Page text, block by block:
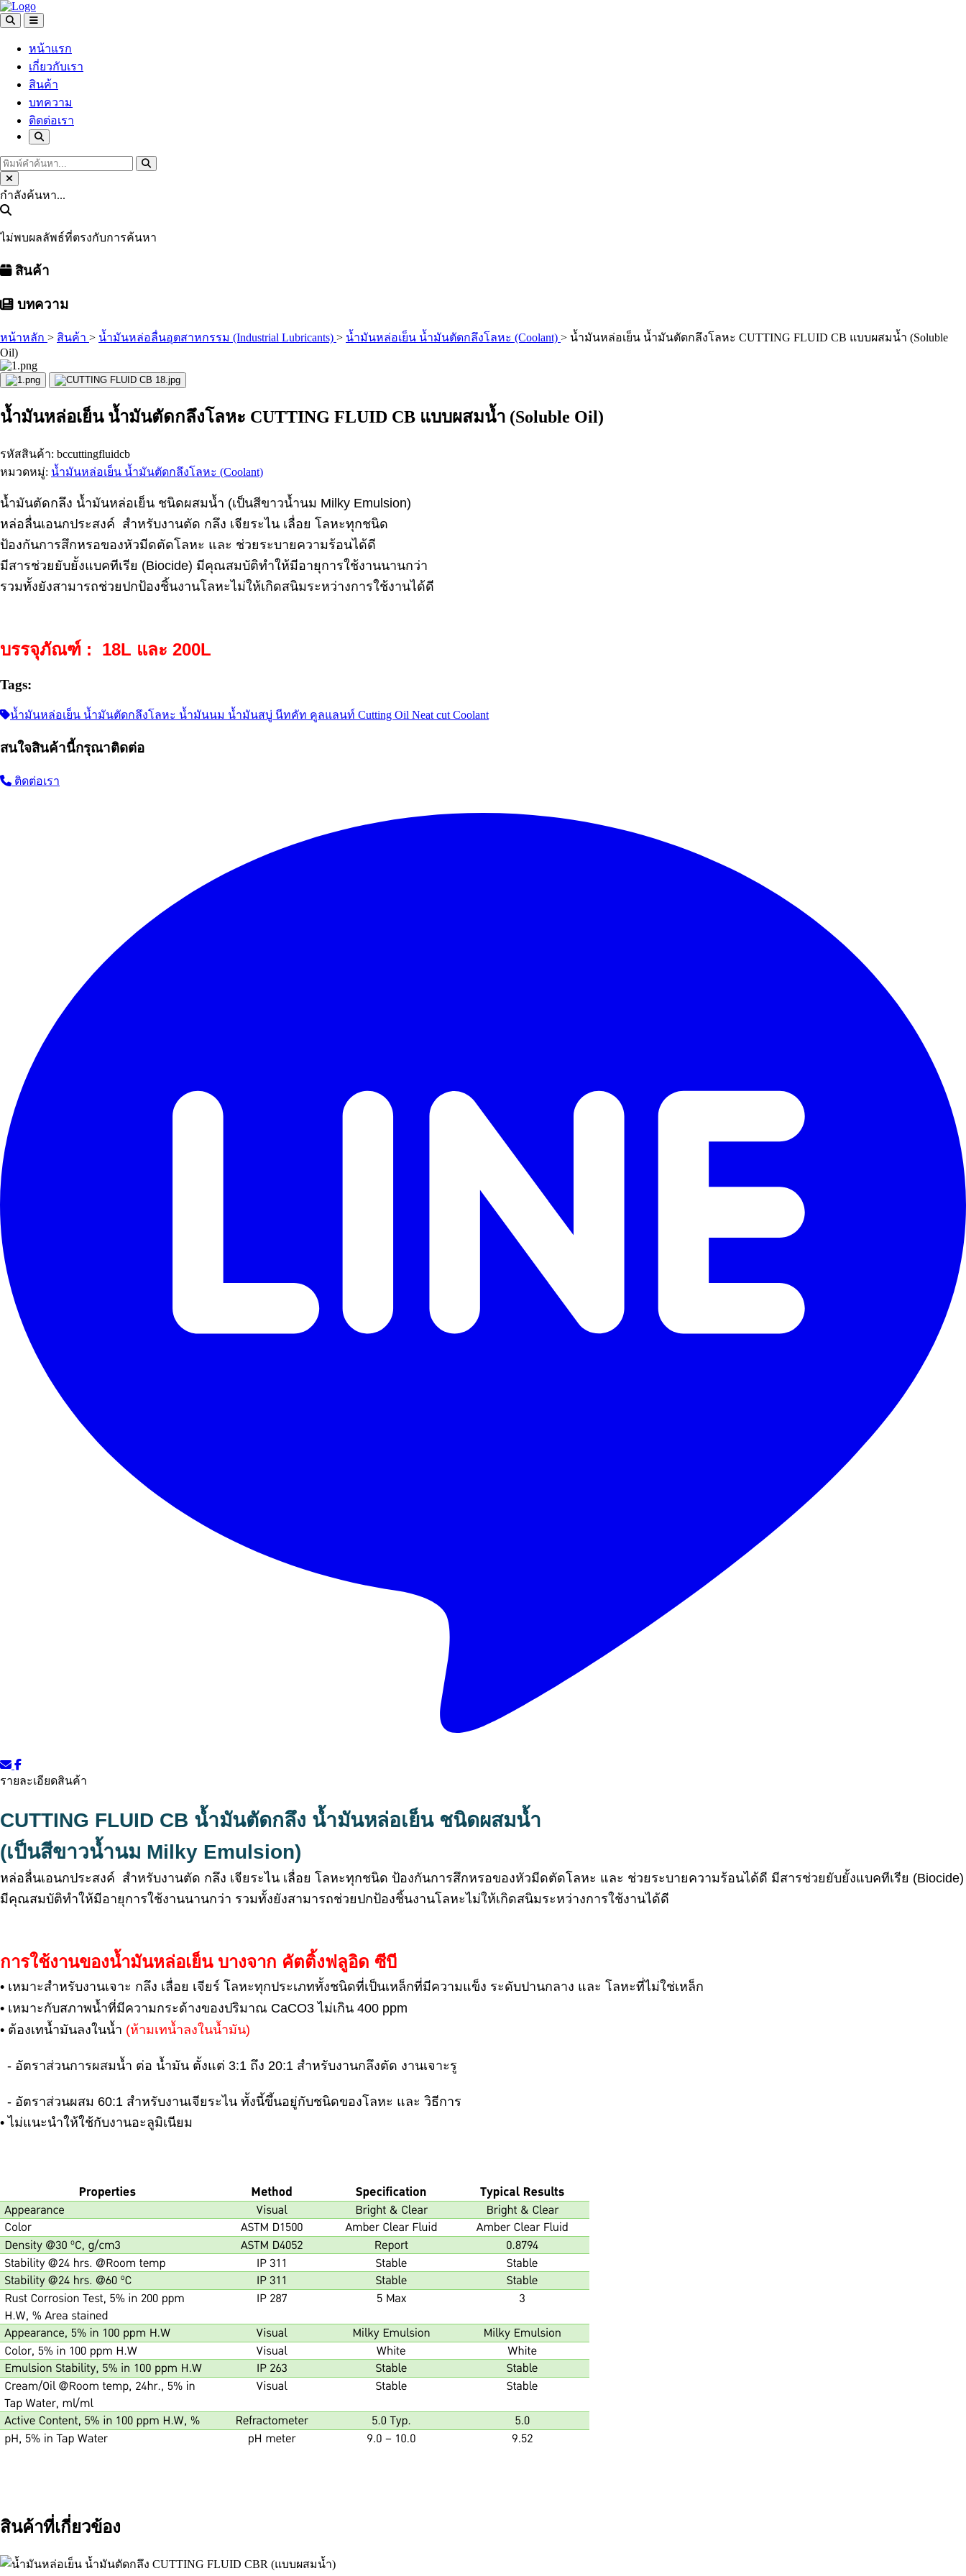
หน้าแรก
เกี่ยวกับเรา
สินค้า
บทความ
ติดต่อเรา
กำลังค้นหา...
ไม่พบผลลัพธ์ที่ตรงกับการค้นหา
สินค้า
บทความ
หน้าหลัก > สินค้า > น้ำมันหล่อลื่นอุตสาหกรรม (Industrial Lubricants) > น้ำมันหล่อเย็น น้ำมันตัดกลึงโลหะ (Coolant) > น้ำมันหล่อเย็น น้ำมันตัดกลึงโลหะ CUTTING FLUID CB แบบผสมน้ำ (Soluble
Oil)
น้ำมันหล่อเย็น น้ำมันตัดกลึงโลหะ CUTTING FLUID CB แบบผสมน้ำ (Soluble Oil)
รหัสสินค้า: bccuttingfluidcb
หมวดหมู่: น้ำมันหล่อเย็น น้ำมันตัดกลึงโลหะ (Coolant)
น้ำมันตัดกลึง น้ำมันหล่อเย็น ชนิดผสมน้ำ (เป็นสีขาวน้ำนม Milky Emulsion)
หล่อลื่นเอนกประสงค์ สำหรับงานตัด กลึง เจียระไน เลื่อย โลหะทุกชนิด
ป้องกันการสึกหรอของหัวมีดตัดโลหะ และ ช่วยระบายความร้อนได้ดี
มีสารช่วยยับยั้งแบคทีเรีย (Biocide) มีคุณสมบัติทำให้มีอายุการใช้งานนานกว่า
รวมทั้งยังสามารถช่วยปกป้องชิ้นงานโลหะไม่ให้เกิดสนิมระหว่างการใช้งานได้ดี
บรรจุภัณฑ์ : 18L และ 200L
Tags:
น้ำมันหล่อเย็น น้ำมันตัดกลึงโลหะ น้ำมันนม น้ำมันสบู่ นีทคัท คูลแลนท์ Cutting Oil Neat cut Coolant
สนใจสินค้านี้กรุณาติดต่อ
ติดต่อเรา
รายละเอียดสินค้า
CUTTING FLUID CB น้ำมันตัดกลึง น้ำมันหล่อเย็น ชนิดผสมน้ำ
(เป็นสีขาวน้ำนม Milky Emulsion)
หล่อลื่นเอนกประสงค์ สำหรับงานตัด กลึง เจียระไน เลื่อย โลหะทุกชนิด ป้องกันการสึกหรอของหัวมีดตัดโลหะ และ ช่วยระบายความร้อนได้ดี มีสารช่วยยับยั้งแบคทีเรีย (Biocide)
มีคุณสมบัติทำให้มีอายุการใช้งานนานกว่า รวมทั้งยังสามารถช่วยปกป้องชิ้นงานโลหะไม่ให้เกิดสนิมระหว่างการใช้งานได้ดี
การใช้งานของน้ำมันหล่อเย็น บางจาก คัตติ้งฟลูอิด ซีบี
• เหมาะสำหรับงานเจาะ กลึง เลื่อย เจียร์ โลหะทุกประเภททั้งชนิดที่เป็นเหล็กที่มีความแข็ง ระดับปานกลาง และ โลหะที่ไม่ใช่เหล็ก
• เหมาะกับสภาพน้ำที่มีความกระด้างของปริมาณ CaCO3 ไม่เกิน 400 ppm
• ต้องเทน้ำมันลงในน้ำ (ห้ามเทน้ำลงในน้ำมัน)
- อัตราส่วนการผสมน้ำ ต่อ น้ำมัน ตั้งแต่ 3:1 ถึง 20:1 สำหรับงานกลึงตัด งานเจาะรู
- อัตราส่วนผสม 60:1 สำหรับงานเจียระไน ทั้งนี้ขึ้นอยู่กับชนิดของโลหะ และ วิธีการ
• ไม่แนะนำให้ใช้กับงานอะลูมิเนียม
สินค้าที่เกี่ยวข้อง